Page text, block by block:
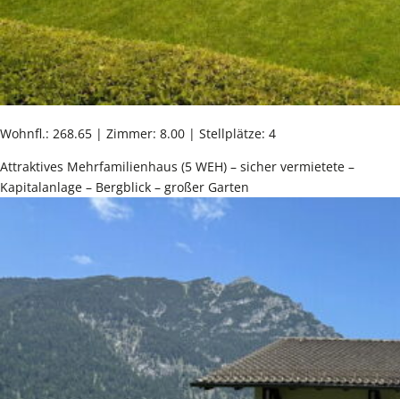
Wohnfl.: 268.65 | Zimmer: 8.00 | Stellplätze: 4
Attraktives Mehrfamilienhaus (5 WEH) – sicher vermietete –
Kapitalanlage – Bergblick – großer Garten